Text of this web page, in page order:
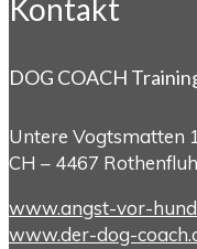
Kontakt
DOG COACH
Untere Vogtsmatten
CH – 4467
www.angst-vor-
www.der-dog-